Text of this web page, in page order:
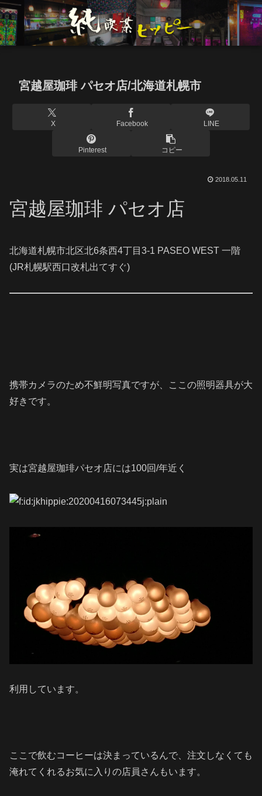
宮越屋珈琲 パセオ店/北海道札幌市
X Facebook LINE
Pinterest コピー
2018.05.11
宮越屋珈琲 パセオ店
北海道札幌市北区北6条西4丁目3-1 PASEO WEST 一階
(JR札幌駅西口改札出てすぐ)
携帯カメラのため不鮮明写真ですが、ここの照明器具が大
好きです。
実は宮越屋珈琲パセオ店には100回/年近く
利用しています。
ここで飲むコーヒーは決まっているんで、注文しなくても
淹れてくれるお気に入りの店員さんもいます。